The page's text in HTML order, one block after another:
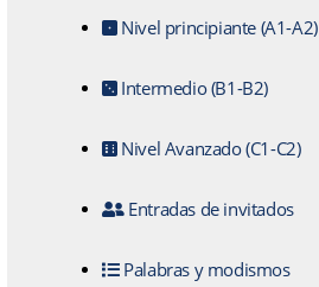
Nivel principiante (A1-A2)
Intermedio (B1-B2)
Nivel Avanzado (C1-C2)
Entradas de invitados
Palabras y modismos